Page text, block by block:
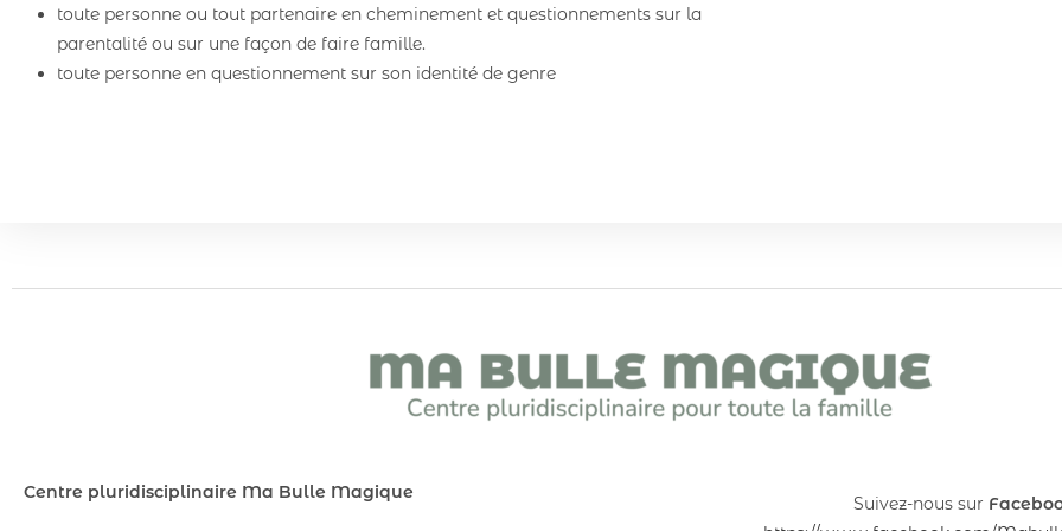
toute personne ou tout partenaire en cheminement et questionnements sur la
parentalité ou sur une façon de faire famille.
toute personne en questionnement sur son identité de genre
Centre pluridisciplinaire Ma Bulle Magique
Suivez-nous sur